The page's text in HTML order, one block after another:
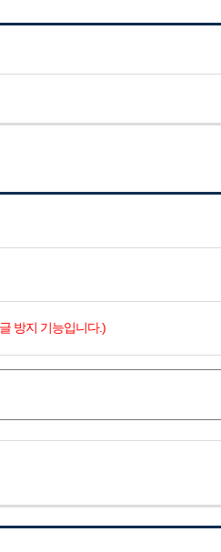
방지 기능입니다.)